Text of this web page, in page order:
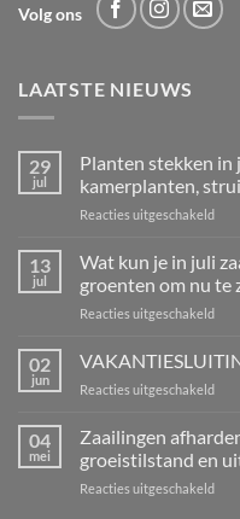
Volg ons
LAATSTE NIEUWS
29
jul
Planten stekken
kamerplanten,
Reacties uitgeschakeldvoor
juli
en
13
jul
Wat kun je in juli
groenten om nu te
Reacties uitgeschakeldvoor
kun
in
De
02
jun
Reacties uitgeschakeldvoor
29
juni!
04
mei
Zaailingen
groeistilstand en
Reacties uitgeschakeldvoor